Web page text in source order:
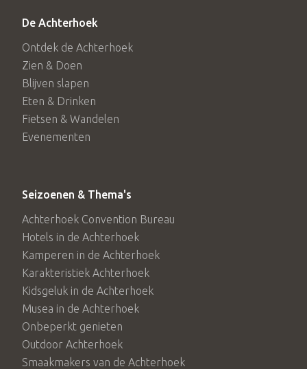
De Achterhoek
Ontdek de Achterhoek
Zien & Doen
Blijven slapen
Eten & Drinken
Fietsen & Wandelen
Evenementen
Seizoenen & Thema's
Achterhoek Convention Bureau
Hotels in de Achterhoek
Kamperen in de Achterhoek
Karakteristiek Achterhoek
Kidsgeluk in de Achterhoek
Musea in de Achterhoek
Onbeperkt genieten
Outdoor Achterhoek
Smaakmakers van de Achterhoek